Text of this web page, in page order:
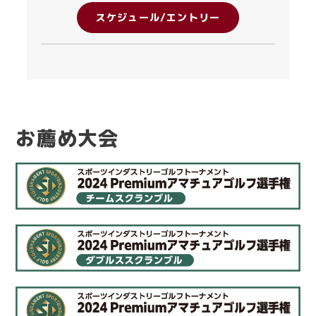
スケジュール/エントリー
お薦め大会